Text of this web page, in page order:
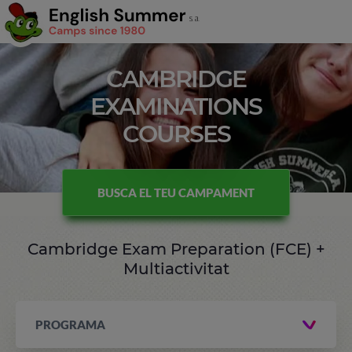
CAMBRIDGE
EXAMINATIONS
COURSES
BUSCA EL TEU CAMPAMENT
Cambridge Exam Preparation (FCE) +
Multiactivitat
PROGRAMA